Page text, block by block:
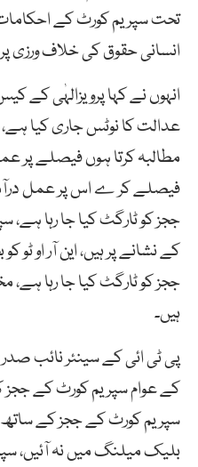
تحت سپریم کورٹ کے
انسانی حقوق کی خلاف ورزی
انہوں نے کہا پرویزالہٰی کے
عدالت کا نوٹس جاری کیا
مطالبہ کرتا ہوں فیصلے پر
فیصلے کر ے اس پر عمل
کے نشانے پر ہیں، این آر او
ججز کو ٹارگٹ کیا جا رہا
ہیں۔
پی ٹی ائی کے سینئر نائب
کے عوام سپریم کورٹ کے
سپریم کورٹ کے ججز کے
بلیک میلنگ میں نہ آئیں،